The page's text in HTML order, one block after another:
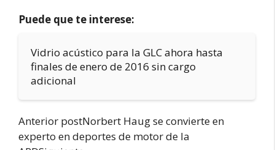
Puede que te interese:
Vidrio acústico para la GLC ahora hasta
finales de enero de 2016 sin cargo
adicional
Anterior postNorbert Haug se convierte en
experto en deportes de motor de la